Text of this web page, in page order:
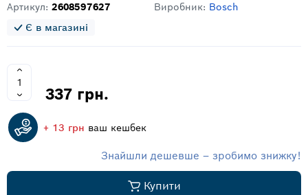
Артикул: 2608597627 Виробник: Bosch
Є в магазині
337 грн.
+ 13 грн ваш кешбек
Знайшли дешевше – зробимо знижку!
Купити